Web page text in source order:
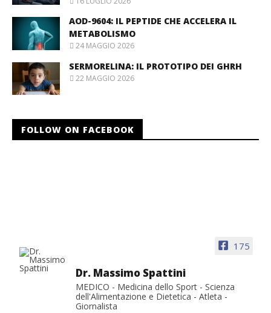
AOD-9604: IL PEPTIDE CHE ACCELERA IL
METABOLISMO
24 MAGGIO 2026
SERMORELINA: IL PROTOTIPO DEI GHRH
22 MAGGIO 2026
FOLLOW ON FACEBOOK
175
Dr. Massimo Spattini
MEDICO - Medicina dello Sport - Scienza
dell'Alimentazione e Dietetica - Atleta -
Giornalista